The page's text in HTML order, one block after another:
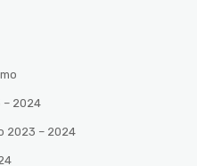
– 2024
2023 – 2024